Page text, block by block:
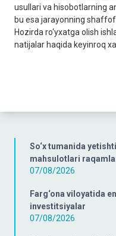
So‘x tumanida
mahsulotlari
07/08/2026
Farg‘ona viloyatida
investitsiyalar
07/08/2026
usullari va hisobotlarning
bu esa jarayonning shaffof
Hozirda ro‘yxatga olish
natijalar haqida keyinroq